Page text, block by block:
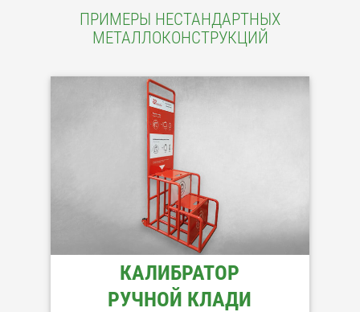
ПРИМЕРЫ НЕСТАНДАРТНЫХ
МЕТАЛЛОКОНСТРУКЦИЙ
КАЛИБРАТОР
РУЧНОЙ КЛАДИ